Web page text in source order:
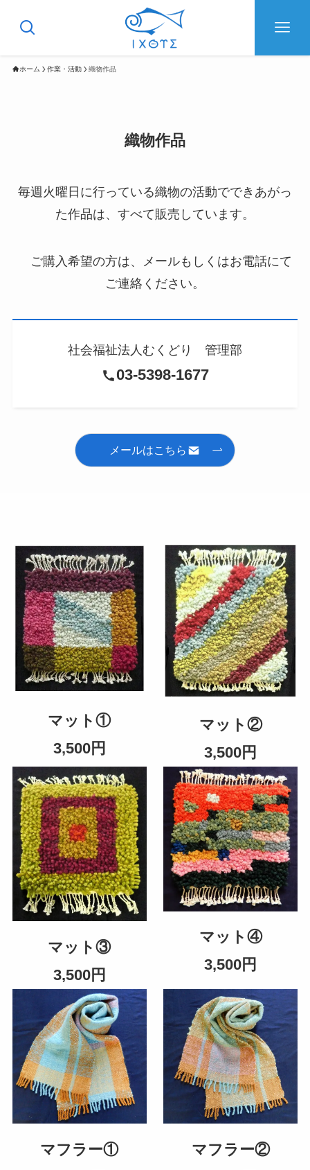
ホーム 作業・活動 織物作品
織物作品
毎週火曜日に行っている織物の活動でできあがっ
た作品は、すべて販売しています。
ご購入希望の方は、メールもしくはお電話にて
ご連絡ください。
社会福祉法人むくどり 管理部
03-5398-1677
メールはこちら
マット①
3,500円
マット②
3,500円
マット③
3,500円
マット④
3,500円
マフラー①
マフラー②